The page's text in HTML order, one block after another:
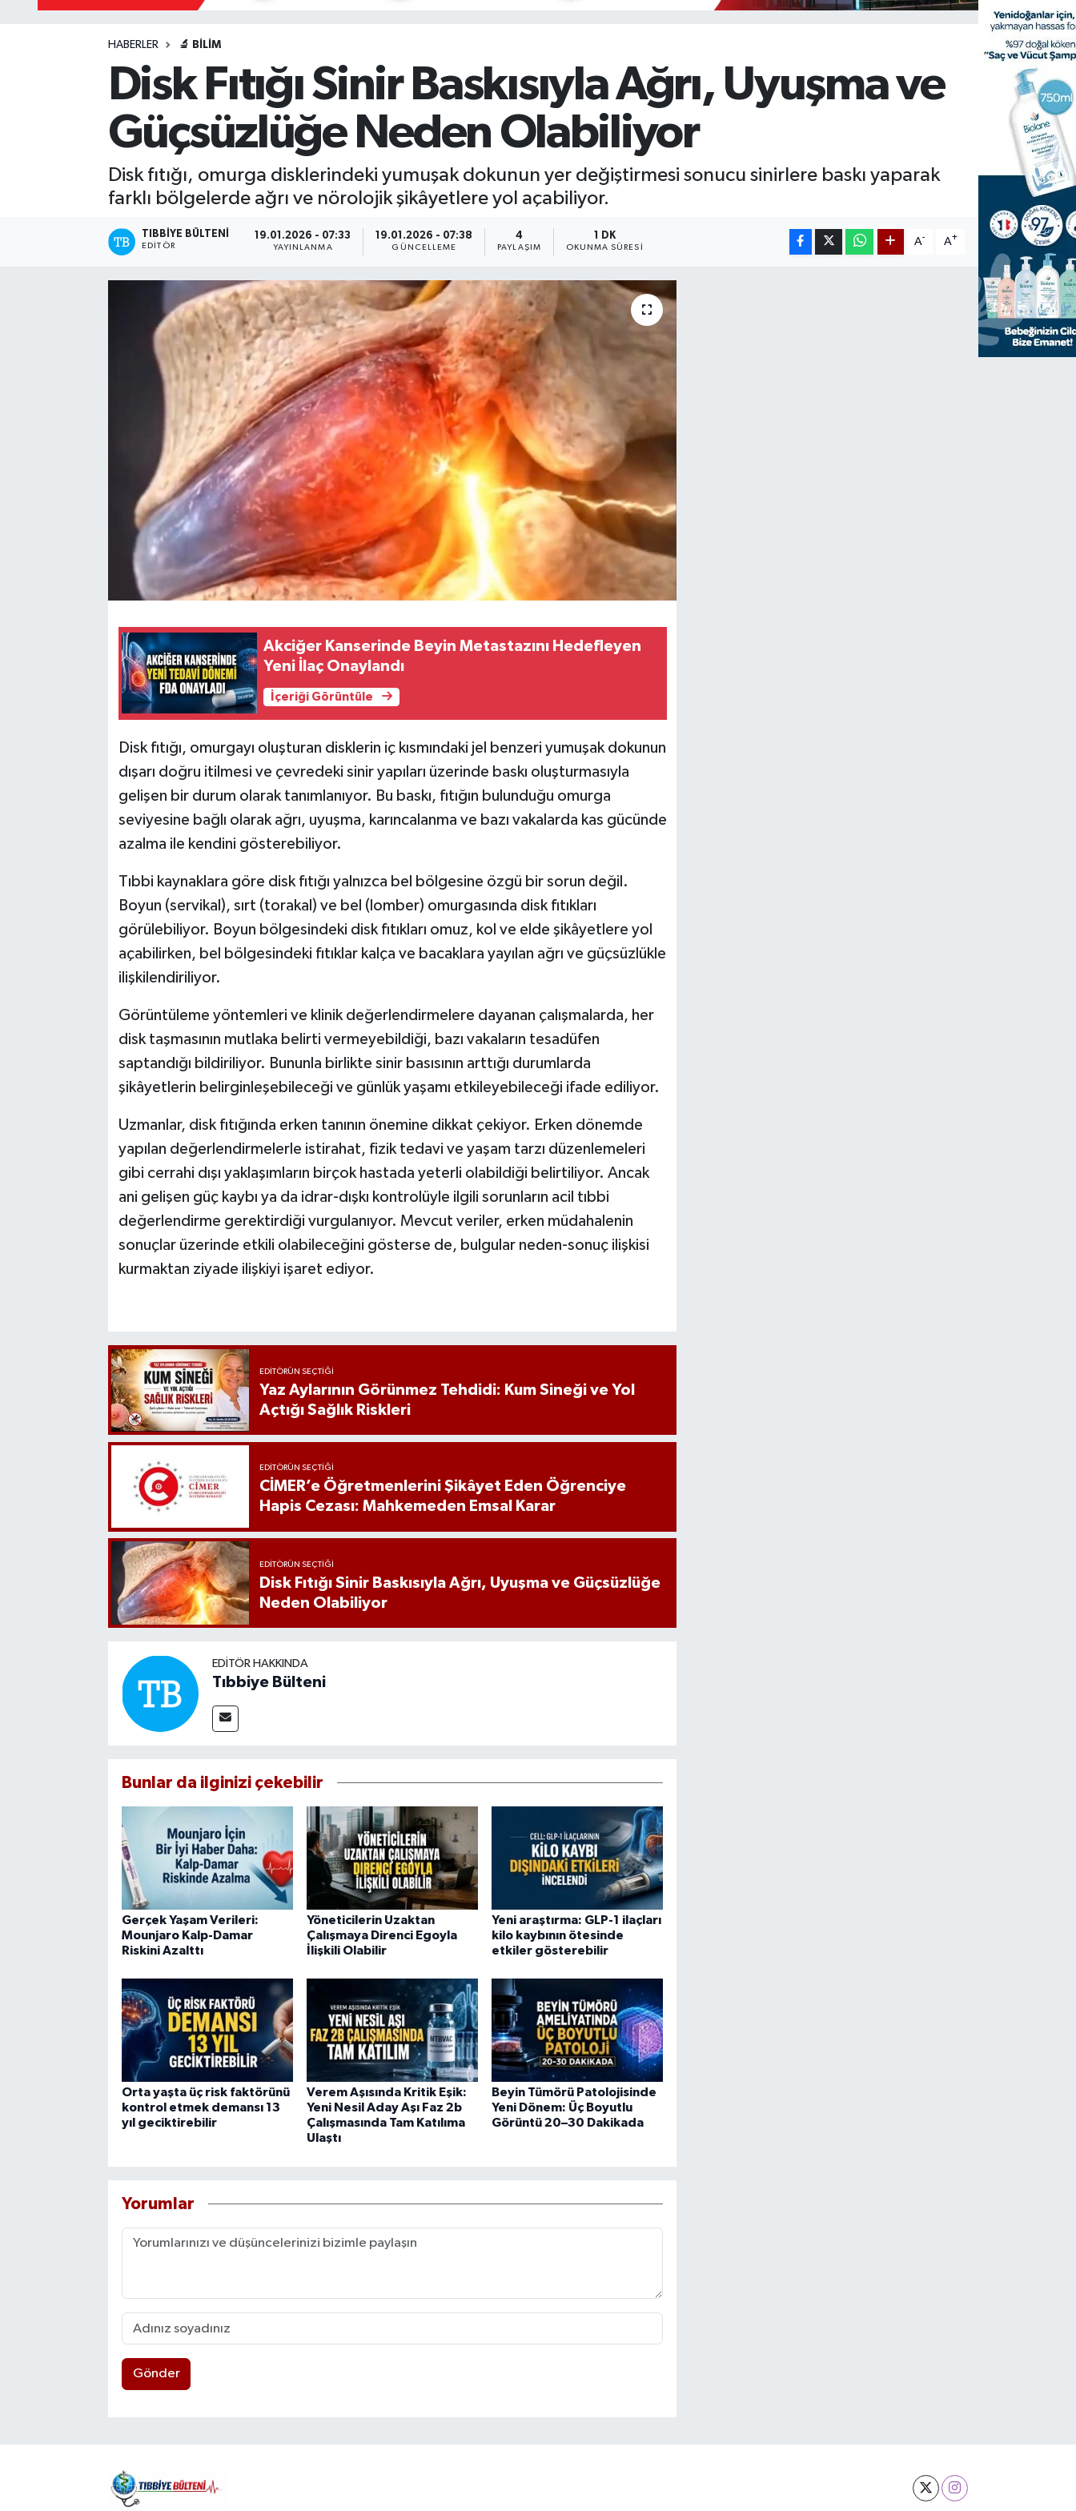
HABERLER 🔬 BILIM
Disk Fıtığı Sinir Baskısıyla Ağrı, Uyuşma ve
Güçsüzlüğe Neden Olabiliyor
Disk fıtığı, omurga disklerindeki yumuşak dokunun yer değiştirmesi sonucu sinirlere baskı yaparak
farklı bölgelerde ağrı ve nörolojik şikâyetlere yol açabiliyor.
TIBBIYE BÜLTENI
EDITÖR
19.01.2026 - 07:33
YAYINLANMA
19.01.2026 - 07:38
GÜNCELLEME
4
PAYLAŞIM
1 DK
OKUNMA SÜRESI
A- A+
Akciğer Kanserinde Beyin Metastazını Hedefleyen
Yeni İlaç Onaylandı
İçeriği Görüntüle
Disk fıtığı, omurgayı oluşturan disklerin iç kısmındaki jel benzeri yumuşak dokunun
dışarı doğru itilmesi ve çevredeki sinir yapıları üzerinde baskı oluşturmasıyla
gelişen bir durum olarak tanımlanıyor. Bu baskı, fıtığın bulunduğu omurga
seviyesine bağlı olarak ağrı, uyuşma, karıncalanma ve bazı vakalarda kas gücünde
azalma ile kendini gösterebiliyor.
Tıbbi kaynaklara göre disk fıtığı yalnızca bel bölgesine özgü bir sorun değil.
Boyun (servikal), sırt (torakal) ve bel (lomber) omurgasında disk fıtıkları
görülebiliyor. Boyun bölgesindeki disk fıtıkları omuz, kol ve elde şikâyetlere yol
açabilirken, bel bölgesindeki fıtıklar kalça ve bacaklara yayılan ağrı ve güçsüzlükle
ilişkilendiriliyor.
Görüntüleme yöntemleri ve klinik değerlendirmelere dayanan çalışmalarda, her
disk taşmasının mutlaka belirti vermeyebildiği, bazı vakaların tesadüfen
saptandığı bildiriliyor. Bununla birlikte sinir basısının arttığı durumlarda
şikâyetlerin belirginleşebileceği ve günlük yaşamı etkileyebileceği ifade ediliyor.
Uzmanlar, disk fıtığında erken tanının önemine dikkat çekiyor. Erken dönemde
yapılan değerlendirmelerle istirahat, fizik tedavi ve yaşam tarzı düzenlemeleri
gibi cerrahi dışı yaklaşımların birçok hastada yeterli olabildiği belirtiliyor. Ancak
ani gelişen güç kaybı ya da idrar-dışkı kontrolüyle ilgili sorunların acil tıbbi
değerlendirme gerektirdiği vurgulanıyor. Mevcut veriler, erken müdahalenin
sonuçlar üzerinde etkili olabileceğini gösterse de, bulgular neden-sonuç ilişkisi
kurmaktan ziyade ilişkiyi işaret ediyor.
EDITÖRÜN SEÇTIĞI
Yaz Aylarının Görünmez Tehdidi: Kum Sineği ve Yol
Açtığı Sağlık Riskleri
EDITÖRÜN SEÇTIĞI
CİMER’e Öğretmenlerini Şikâyet Eden Öğrenciye
Hapis Cezası: Mahkemeden Emsal Karar
EDITÖRÜN SEÇTIĞI
Disk Fıtığı Sinir Baskısıyla Ağrı, Uyuşma ve Güçsüzlüğe
Neden Olabiliyor
EDITÖR HAKKINDA
Tıbbiye Bülteni
Bunlar da ilginizi çekebilir
Gerçek Yaşam Verileri:
Mounjaro Kalp-Damar
Riskini Azalttı
Yöneticilerin Uzaktan
Çalışmaya Direnci Egoyla
İlişkili Olabilir
Yeni araştırma: GLP-1 ilaçları
kilo kaybının ötesinde
etkiler gösterebilir
Orta yaşta üç risk faktörünü
kontrol etmek demansı 13
yıl geciktirebilir
Verem Aşısında Kritik Eşik:
Yeni Nesil Aday Aşı Faz 2b
Çalışmasında Tam Katılıma
Ulaştı
Beyin Tümörü Patolojisinde
Yeni Dönem: Üç Boyutlu
Görüntü 20–30 Dakikada
Yorumlar
Gönder